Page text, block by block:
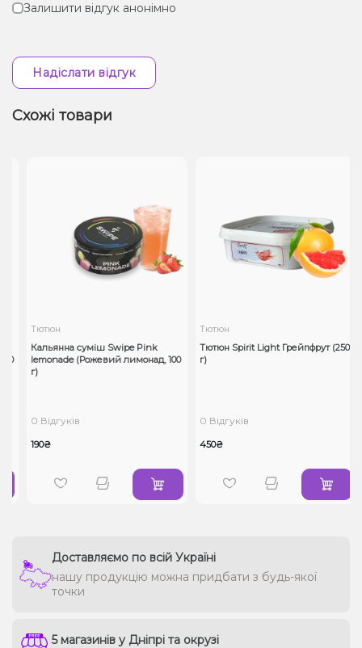
Залишити відгук анонімно
Надіслати відгук
Схожі товари
Тютюн
Кальянна суміш Swipe Pink
lemonade (Рожевий лимонад, 100
г)
0 Відгуків
190₴
Тютюн
Тютюн Spirit Light Грейпфрут (250
г)
0 Відгуків
450₴
Доставляємо по всій Україні
нашу продукцію можна придбати з будь-якої
точки
5 магазинів у Дніпрі та окрузі